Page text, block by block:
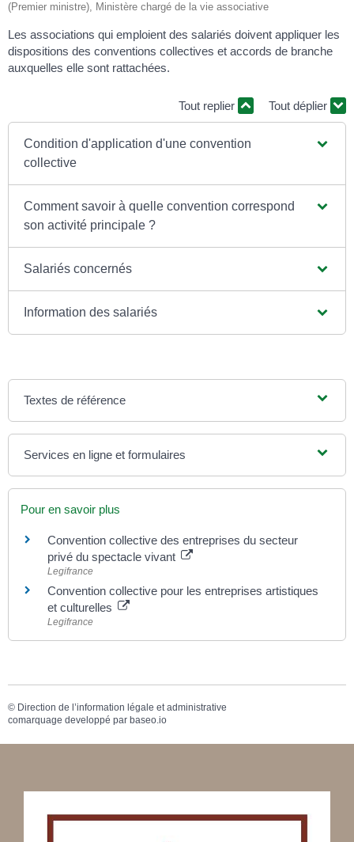
(Premier ministre), Ministère chargé de la vie associative
Les associations qui emploient des salariés doivent appliquer les
dispositions des conventions collectives et accords de branche
auxquelles elle sont rattachées.
Tout replier Tout déplier
Condition d'application d'une convention
collective
Comment savoir à quelle convention correspond
son activité principale ?
Salariés concernés
Information des salariés
Textes de référence
Services en ligne et formulaires
Pour en savoir plus
Convention collective des entreprises du secteur
privé du spectacle vivant
Legifrance
Convention collective pour les entreprises artistiques
et culturelles
Legifrance
© Direction de l’information légale et administrative
comarquage developpé par baseo.io